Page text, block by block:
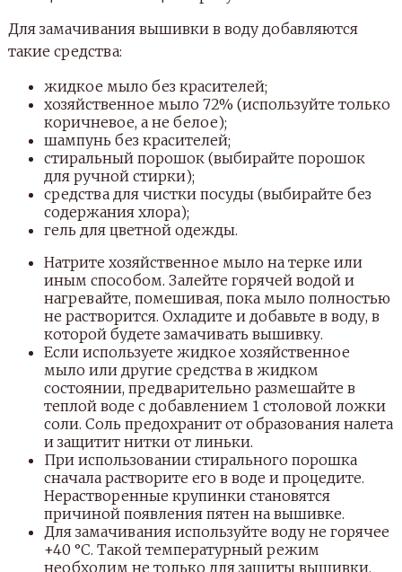
Для замачивания вышивки в воду добавляются
такие средства:
жидкое мыло без красителей;
хозяйственное мыло 72% (используйте только
коричневое, а не белое);
шампунь без красителей;
стиральный порошок (выбирайте порошок
для ручной стирки);
средства для чистки посуды (выбирайте без
содержания хлора);
гель для цветной одежды.
Натрите хозяйственное мыло на терке или
иным способом. Залейте горячей водой и
нагревайте, помешивая, пока мыло полностью
не растворится. Охладите и добавьте в воду, в
которой будете замачивать вышивку.
Если используете жидкое хозяйственное
мыло или другие средства в жидком
состоянии, предварительно размешайте в
теплой воде с добавлением 1 столовой ложки
соли. Соль предохранит от образования налета
и защитит нитки от линьки.
При использовании стирального порошка
сначала растворите его в воде и процедите.
Нерастворенные крупинки становятся
причиной появления пятен на вышивке.
Для замачивания используйте воду не горячее
+40 °С. Такой температурный режим
необходим не только для защиты вышивки.